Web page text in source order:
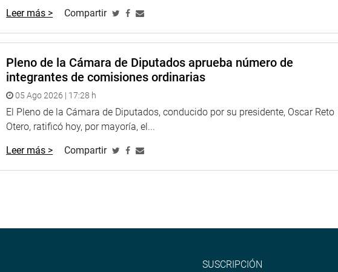
cueste más. Eso no tiene sentido y obviamente vamos a tener que
tomado decisiones administrativas y políticas que le van a generar un
dólares al país”, dijo.
de Petroperú no pueden explicar sus anuncios de modernización en
para la seguridad del país cuando su petróleo depende que Ecuador lo
Castillo planteó la realización de una visita a las instalaciones de Petroperú
se sumó la congresista Nelly Cuadros Candia (FP).
Leer más > Compartir
Pleno de la Cámara de Diputados aprueba número de
integrantes de comisiones ordinarias
05 Ago 2026 | 17:28 h
El Pleno de la Cámara de Diputados, conducido por su presidente, Oscar Reto
Otero, ratificó hoy, por mayoría, el...
Leer más > Compartir
SUSCRIPCIÓN